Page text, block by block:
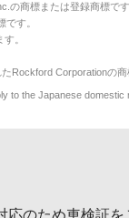
の商標または登録商標です
す。
。
Rockford Corporationの商
to the Japanese domestic
のため車検証を